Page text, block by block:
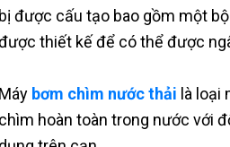
bị được cấu tạo bao gồm một
thiết kế để có thể được
Máy bơm chìm nước thải là
chìm hoàn toàn trong nước với